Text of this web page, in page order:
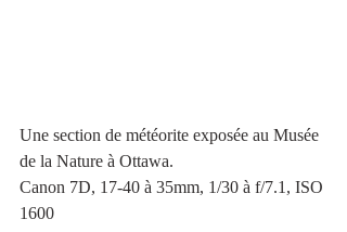
Une section de météorite exposée au Musée
de la Nature à Ottawa.
Canon 7D, 17-40 à 35mm, 1/30 à f/7.1, ISO
1600